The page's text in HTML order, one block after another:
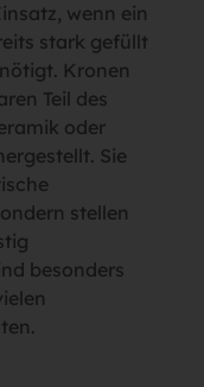
wenn ein
stark gefüllt
Kronen
Teil des
oder
Sie
stellen
besonders